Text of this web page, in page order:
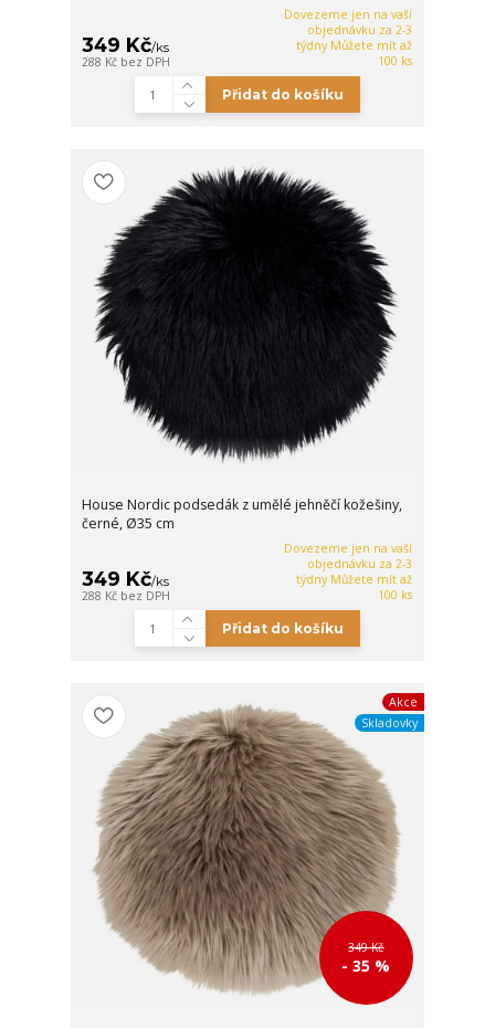
349 Kč/ks
288 Kč bez DPH
Dovezeme jen na vaší
objednávku za 2-3
týdny Můžete mít až
100 ks
Přidat do košíku
House Nordic podsedák z umělé jehněčí kožešiny,
černé, Ø35 cm
349 Kč/ks
288 Kč bez DPH
Dovezeme jen na vaší
objednávku za 2-3
týdny Můžete mít až
100 ks
Přidat do košíku
Akce
Skladovky
349 Kč
- 35 %